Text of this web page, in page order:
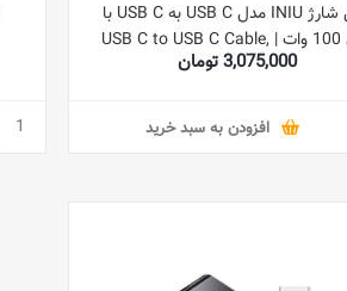
کابل شارژ INIU مدل USB C به USB C با
توان 100 وات | USB C to USB C Cable,
INIU 100W PD 5A Fast Charging
3,075,000 تومان
افزودن به سبد خرید